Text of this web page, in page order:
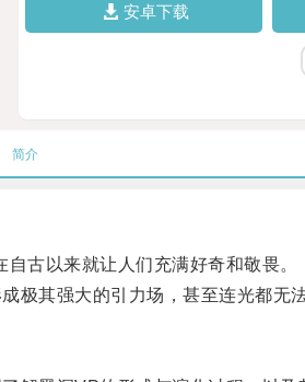
安卓下载
简介
古以来就让人们充满好奇和敬畏。
其强大的引力场，甚至连光都无法